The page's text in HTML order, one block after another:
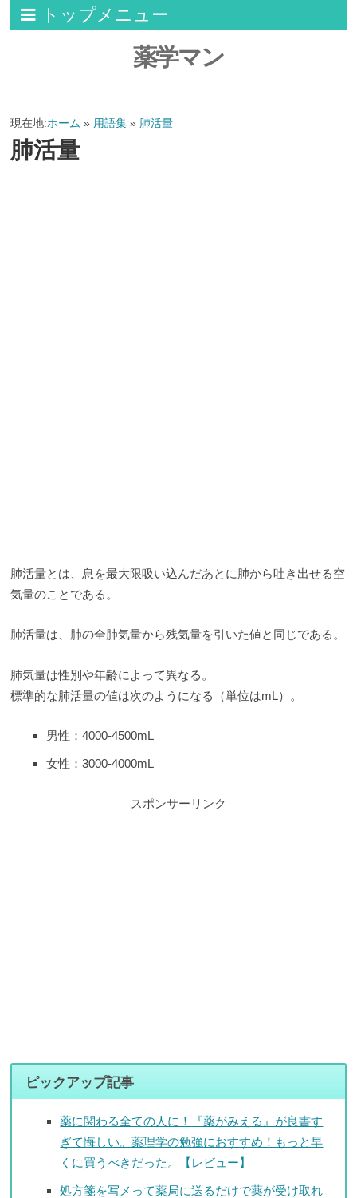
トップメニュー
薬学マン
現在地:ホーム » 用語集 » 肺活量
肺活量
肺活量とは、息を最大限吸い込んだあとに肺から吐き出せる空
気量のことである。
肺活量は、肺の全肺気量から残気量を引いた値と同じである。
肺気量は性別や年齢によって異なる。
標準的な肺活量の値は次のようになる（単位はmL）。
男性：4000-4500mL
女性：3000-4000mL
スポンサーリンク
ピックアップ記事
薬に関わる全ての人に！『薬がみえる』が良書す
ぎて悔しい。薬理学の勉強におすすめ！もっと早
くに買うべきだった。【レビュー】
処方箋を写メって薬局に送るだけで薬が受け取れ